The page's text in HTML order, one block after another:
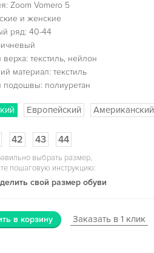
Zoom Vomero 5
и женские
ряд: 40-44
текстиль, нейлон
материал: текстиль
подошвы: полиуретан
Европейский Американский
42 43 44
выбрать размер,
пошаговую инструкцию:
свой размер обуви
в корзину Заказать в 1 клик